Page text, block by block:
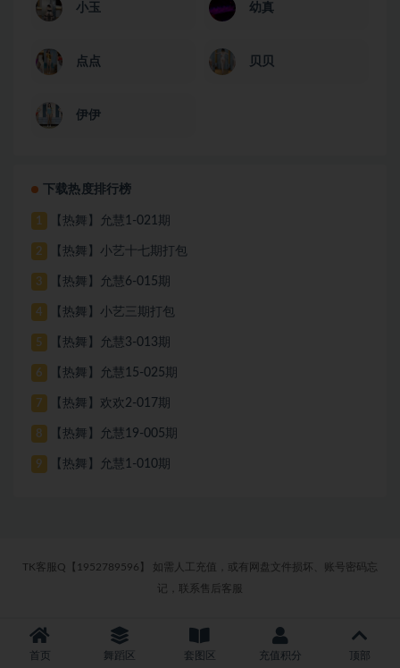
小玉 幼真
点点 贝贝
伊伊
下载热度排行榜
1 【热舞】允慧1-021期
2 【热舞】小艺十七期打包
3 【热舞】允慧6-015期
4 【热舞】小艺三期打包
5 【热舞】允慧3-013期
6 【热舞】允慧15-025期
7 【热舞】欢欢2-017期
8 【热舞】允慧19-005期
9 【热舞】允慧1-010期
TK客服Q【1952789596】 如需人工充值，或有网盘文件损坏、账号密码忘
记，联系售后客服
首页 舞蹈区 套图区 充值积分 顶部